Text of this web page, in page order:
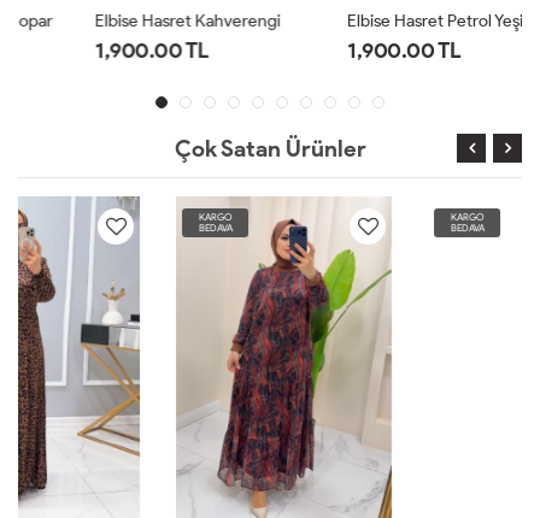
Elbise Hasret Kahverengi
1,900.00 TL
Elbise Hasret Petrol Yeşili
1,900.00 TL
Çok Satan Ürünler